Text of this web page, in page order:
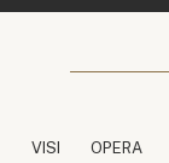
VISI OPERA